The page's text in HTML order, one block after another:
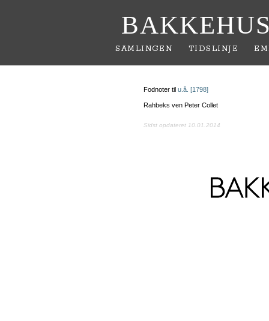
SAMLINGEN TIDSLINJE
Fodnoter til u.å. [1798]
Rahbeks ven Peter Collet
Sidst opdateret 10.01.2014